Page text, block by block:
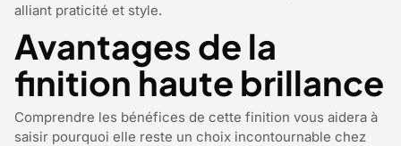
alliant praticité et style.
Avantages de la
finition haute brillance
Comprendre les bénéfices de cette finition vous aidera à
saisir pourquoi elle reste un choix incontournable chez